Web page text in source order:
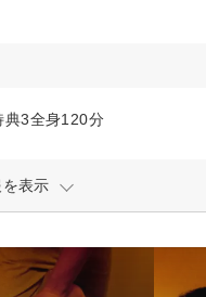
3全身120分
表示